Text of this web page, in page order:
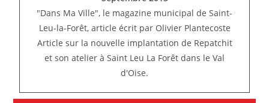
"Dans Ma Ville", le magazine municipal de Saint-
Leu-la-Forêt, article écrit par Olivier Plantecoste
Article sur la nouvelle implantation de Repatchit
et son atelier à Saint Leu La Forêt dans le Val
d'Oise.